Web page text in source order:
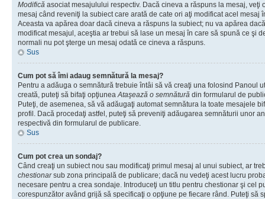
Modifică asociat mesajulului respectiv. Dacă cineva a răspuns la mesaj, veţi
mesaj când reveniţi la subiect care arată de cate ori aţi modificat acel mesaj
Aceasta va apărea doar dacă cineva a răspuns la subiect; nu va apărea
modificat mesajul, aceştia ar trebui să lase un mesaj în care să spună ce şi
normali nu pot şterge un mesaj odată ce cineva a răspuns.
Sus
Cum pot să îmi adaug semnătură la mesaj?
Pentru a adăuga o semnătură trebuie întâi să vă creaţi una folosind Panoul
creată, puteţi să bifaţi opţiuneaAtaşează o semnătură din formularul de
Puteţi, de asemenea, să vă adăugaţi automat semnătura la toate mesajele
profil. Dacă procedaţi astfel, puteţi să preveniţi adăugarea semnăturii unor
respectivă din formularul de publicare.
Sus
Cum pot crea un sondaj?
Când creaţi un subiect nou sau modificaţi primul mesaj al unui subiect, ar
chestionarsub zona principală de publicare; dacă nu vedeţi acest lucru
necesare pentru a crea sondaje. Introduceţi un titlu pentru chestionar şi cel
corespunzător având grijă să specificaţi o opţiune pe fiecare rând. Puteţi să